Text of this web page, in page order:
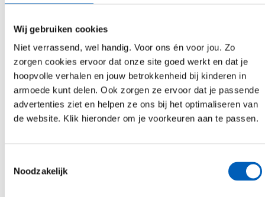
Wij gebruiken cookies
Niet verrassend, wel handig. Voor ons én voor jou. Zo
zorgen cookies ervoor dat onze site goed werkt en dat je
hoopvolle verhalen en jouw betrokkenheid bij kinderen in
armoede kunt delen. Ook zorgen ze ervoor dat je passende
advertenties ziet en helpen ze ons bij het optimaliseren van
de website. Klik hieronder om je voorkeuren aan te passen.
Noodzakelijk
Jannke Pos € 3 5 februari 2026
Danielle Kloeze € 3 5 februari 2026
Kevin Moolenkamp € 2 5 februari 2026
Jacolien Tollenaar € 10 5 februari 2026
Sandra van der Zwaag 5 februari 2026